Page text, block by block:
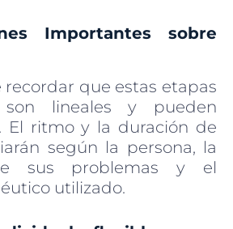
Importantes sobre
que estas etapas
lineales y pueden
El ritmo y la duración de
según la persona, la
sus problemas y el
utilizado.